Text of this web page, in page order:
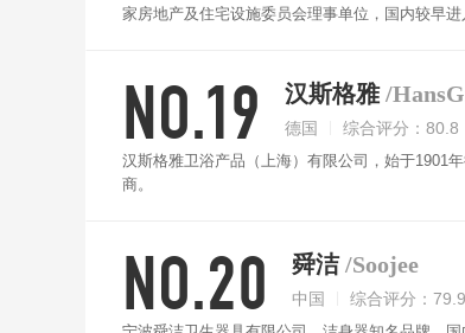
家房地产及住宅设施委员会理事单位，国内较早进
NO.19 汉斯格雅 /
德国 综合评分：80.8
汉斯格雅卫浴产品（上海）有限公司，始于1901
商。
NO.20 舜洁 /Soojee
中国 综合评分：79.9